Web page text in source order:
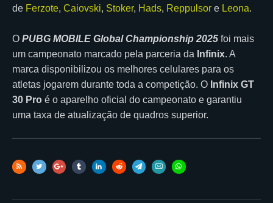
de Ferzote, Caiovski, Stoker, Hads, Reppulsor e Leona.
O PUBG MOBILE Global Championship 2025 foi mais
um campeonato marcado pela parceria da Infinix. A
marca disponibilizou os melhores celulares para os
atletas jogarem durante toda a competição. O Infinix GT
30 Pro é o aparelho oficial do campeonato e garantiu
uma taxa de atualização de quadros superior.